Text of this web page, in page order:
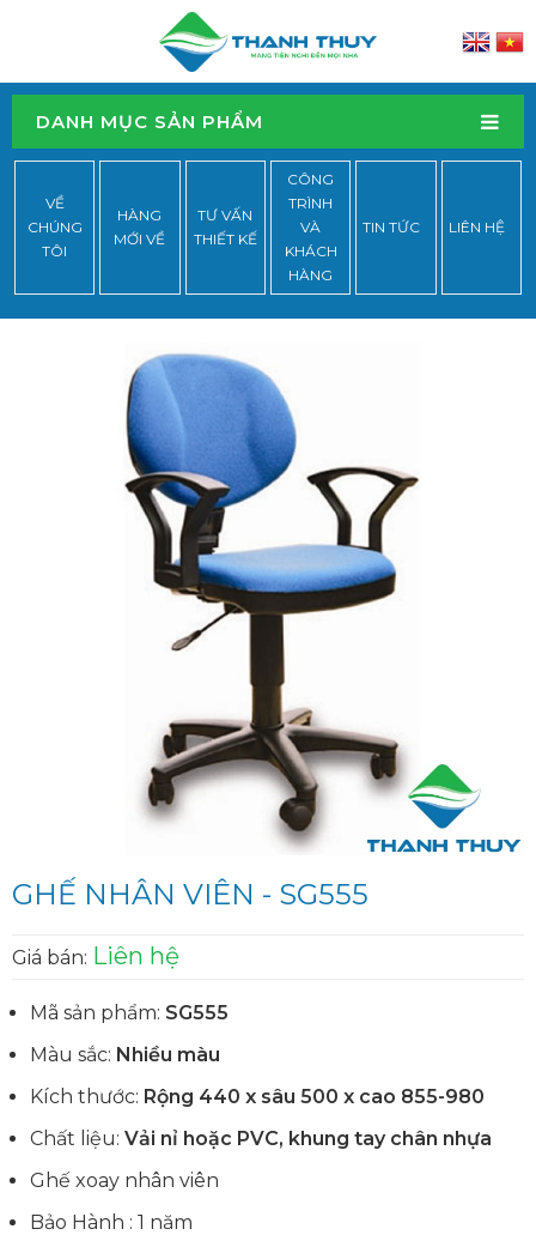
DANH MỤC SẢN PHẨM
VỀ
CHÚNG
TÔI
HÀNG
MỚI VỀ
TƯ VẤN
THIẾT KẾ
CÔNG
TRÌNH
VÀ
KHÁCH
HÀNG
TIN TỨC LIÊN HỆ
GHẾ NHÂN VIÊN - SG555
Giá bán: Liên hệ
Mã sản phẩm: SG555
Màu sắc: Nhiều màu
Kích thước: Rộng 440 x sâu 500 x cao 855-980
Chất liệu: Vải nỉ hoặc PVC, khung tay chân nhựa
Ghế xoay nhân viên
Bảo Hành : 1 năm